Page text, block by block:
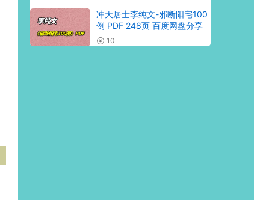
冲天居士李纯文-邪断阳宅100
例 PDF 248页 百度网盘分享
10